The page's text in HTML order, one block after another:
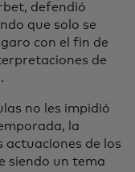
defendió
que solo se
con el fin de
de
no les impidió
la
actuaciones de los
siendo un tema